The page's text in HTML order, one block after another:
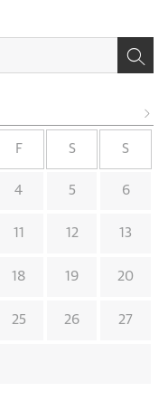
F S S
4 5 6
11 12 13
18 19 20
25 26 27